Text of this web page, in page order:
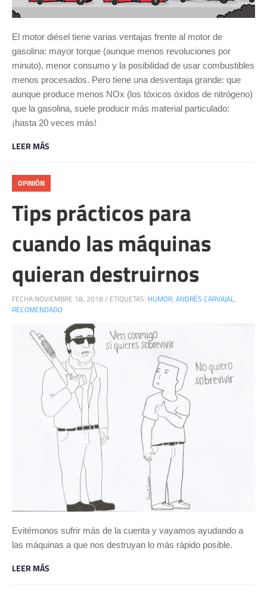
El motor diésel tiene varias ventajas frente al motor de
gasolina: mayor torque (aunque menos revoluciones por
minuto), menor consumo y la posibilidad de usar combustibles
menos procesados. Pero tiene una desventaja grande: que
aunque produce menos NOx (los tóxicos óxidos de nitrógeno)
que la gasolina, suele producir más material particulado:
¡hasta 20 veces más!
LEER MÁS
OPINIÓN
Tips prácticos para
cuando las máquinas
quieran destruirnos
FECHA:NOVIEMBRE 18, 2018/ ETIQUETAS: HUMOR, ANDRÉS CARVAJAL,
RECOMENDADO
Evitémonos sufrir más de la cuenta y vayamos ayudando a
las máquinas a que nos destruyan lo más rápido posible.
LEER MÁS